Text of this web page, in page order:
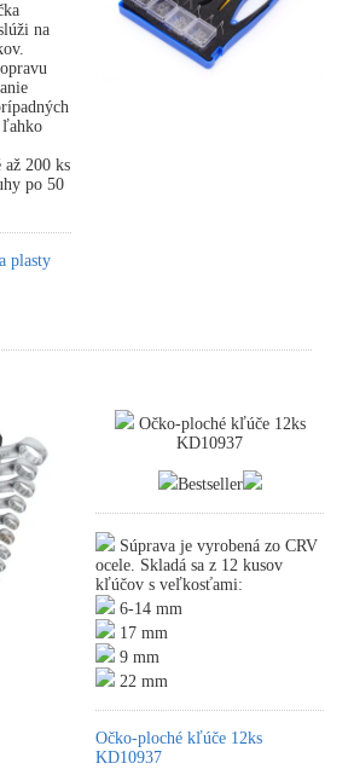
na
ľahko
až 200 ks
po 50
plasty
Očko-ploché kľúče 12ks
KD10937
Bestseller
Súprava je vyrobená zo CRV
ocele. Skladá sa z 12 kusov
kľúčov s veľkosťami:
6-14 mm
17 mm
9 mm
22 mm
Očko-ploché kľúče 12ks
KD10937